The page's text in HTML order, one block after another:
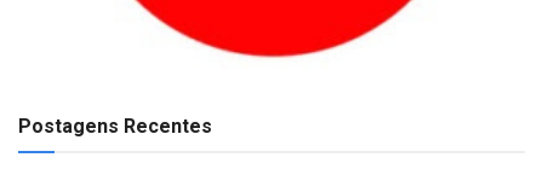
Postagens Recentes